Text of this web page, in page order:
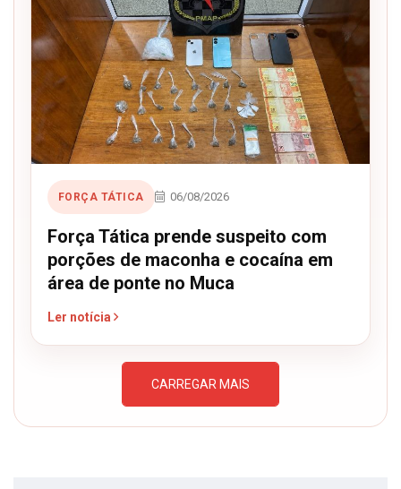
FORÇA TÁTICA 06/08/2026
Força Tática prende suspeito com
porções de maconha e cocaína em
área de ponte no Muca
Ler notícia
CARREGAR MAIS